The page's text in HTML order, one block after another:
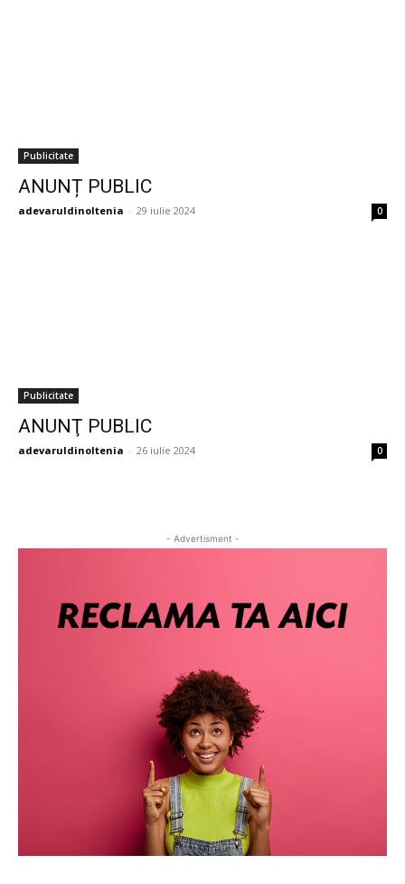
Publicitate
ANUNȚ PUBLIC
adevaruldinoltenia - 29 iulie 2024 0
Publicitate
ANUNŢ PUBLIC
adevaruldinoltenia - 26 iulie 2024 0
- Advertisment -